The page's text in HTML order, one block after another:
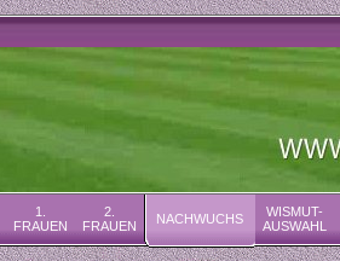
1.
FRAUEN
2.
FRAUEN
NACHWUCHS
WISMUT-
AUSWAHL